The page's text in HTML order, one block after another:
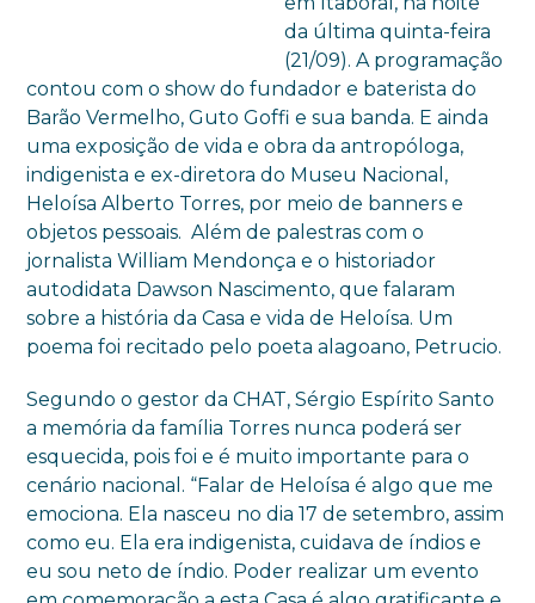
da última quinta-feira
(21/09). A programação
contou com o show do fundador e baterista do
Barão Vermelho, Guto Goffi e sua banda. E ainda
uma exposição de vida e obra da antropóloga,
indigenista e ex-diretora do Museu Nacional,
Heloísa Alberto Torres, por meio de banners e
objetos pessoais. Além de palestras com o
jornalista William Mendonça e o historiador
autodidata Dawson Nascimento, que falaram
sobre a história da Casa e vida de Heloísa. Um
poema foi recitado pelo poeta alagoano, Petrucio.
Segundo o gestor da CHAT, Sérgio Espírito Santo
a memória da família Torres nunca poderá ser
esquecida, pois foi e é muito importante para o
cenário nacional. “Falar de Heloísa é algo que me
emociona. Ela nasceu no dia 17 de setembro, assim
como eu. Ela era indigenista, cuidava de índios e
eu sou neto de índio. Poder realizar um evento